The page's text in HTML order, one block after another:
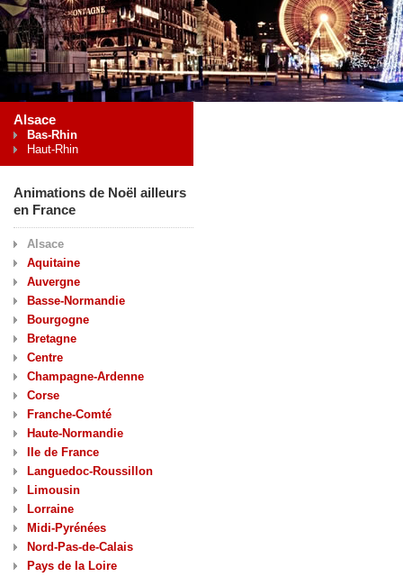
Alsace
Bas-Rhin
Haut-Rhin
Animations de Noël ailleurs
en France
Alsace
Aquitaine
Auvergne
Basse-Normandie
Bourgogne
Bretagne
Centre
Champagne-Ardenne
Corse
Franche-Comté
Haute-Normandie
Ile de France
Languedoc-Roussillon
Limousin
Lorraine
Midi-Pyrénées
Nord-Pas-de-Calais
Pays de la Loire